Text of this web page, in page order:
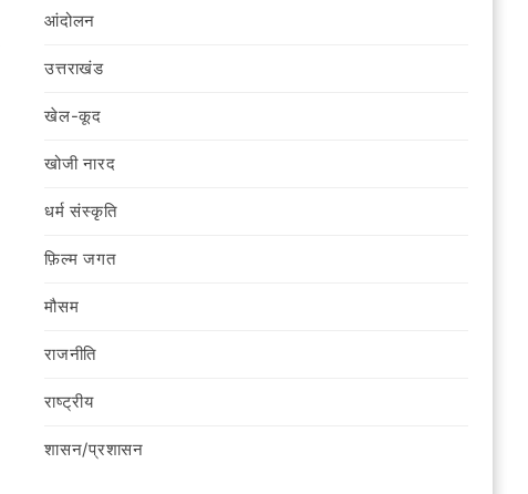
आंदोलन
उत्तराखंड
खेल-कूद
खोजी नारद
धर्म संस्कृति
फ़िल्‍म जगत
मौसम
राजनीति
राष्ट्रीय
शासन/प्रशासन